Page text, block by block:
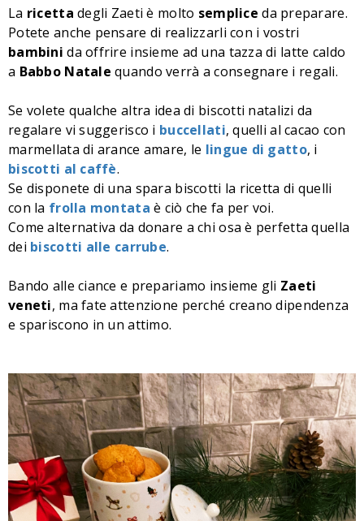
La ricetta degli Zaeti è molto semplice da preparare.
Potete anche pensare di realizzarli con i vostri
bambini da offrire insieme ad una tazza di latte caldo
a Babbo Natale quando verrà a consegnare i regali.
Se volete qualche altra idea di biscotti natalizi da
regalare vi suggerisco i buccellati, quelli al cacao con
marmellata di arance amare, le lingue di gatto, i
biscotti al caffè.
Se disponete di una spara biscotti la ricetta di quelli
con la frolla montata è ciò che fa per voi.
Come alternativa da donare a chi osa è perfetta quella
dei biscotti alle carrube.
Bando alle ciance e prepariamo insieme gli Zaeti
veneti, ma fate attenzione perché creano dipendenza
e spariscono in un attimo.